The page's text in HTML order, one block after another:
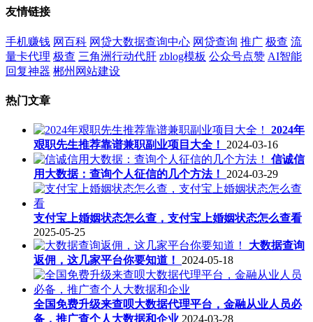
友情链接
手机赚钱 网百科 网贷大数据查询中心 网贷查询 推广 极查 流
量卡代理 极查 三角洲行动代肝 zblog模板 公众号点赞 AI智能
回复神器 郴州网站建设
热门文章
2024年
艰职先生推荐靠谱兼职副业项目大全！
2024-03-16
信诚信
用大数据：查询个人征信的几个方法！
2024-03-29
支付宝上婚姻状态怎么查，支付宝上婚姻状态怎么查看
2025-05-25
大数据查询
返佣，这几家平台你要知道！
2024-05-18
全国免费升级来查呗大数据代理平台，金融从业人员必
备，推广查个人大数据和企业 2024-03-28